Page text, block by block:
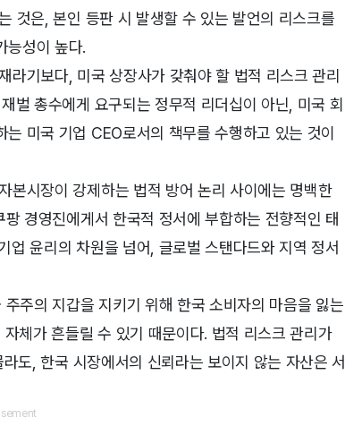
것은, 본인 등판 시 발생할 수 있는 발언의 리스크를
능성이 높다.
라기보다, 미국 상장사가 갖춰야 할 법적 리스크 관리
벌 총수에게 요구되는 정무적 리더십이 아닌, 미국 회
미국 기업 CEO로서의 책무를 수행하고 있는 것이
본시장이 강제하는 법적 방어 논리 사이에는 명백한
경영진에게서 한국적 정서에 부합하는 전향적인 태
업 윤리의 차원을 넘어, 글로벌 스탠다드와 지역 정서
주의 지갑을 지키기 위해 한국 소비자의 마음을 잃는
체가 흔들릴 수 있기 때문이다. 법적 리스크 관리가
도, 한국 시장에서의 신뢰라는 보이지 않는 자산은 서